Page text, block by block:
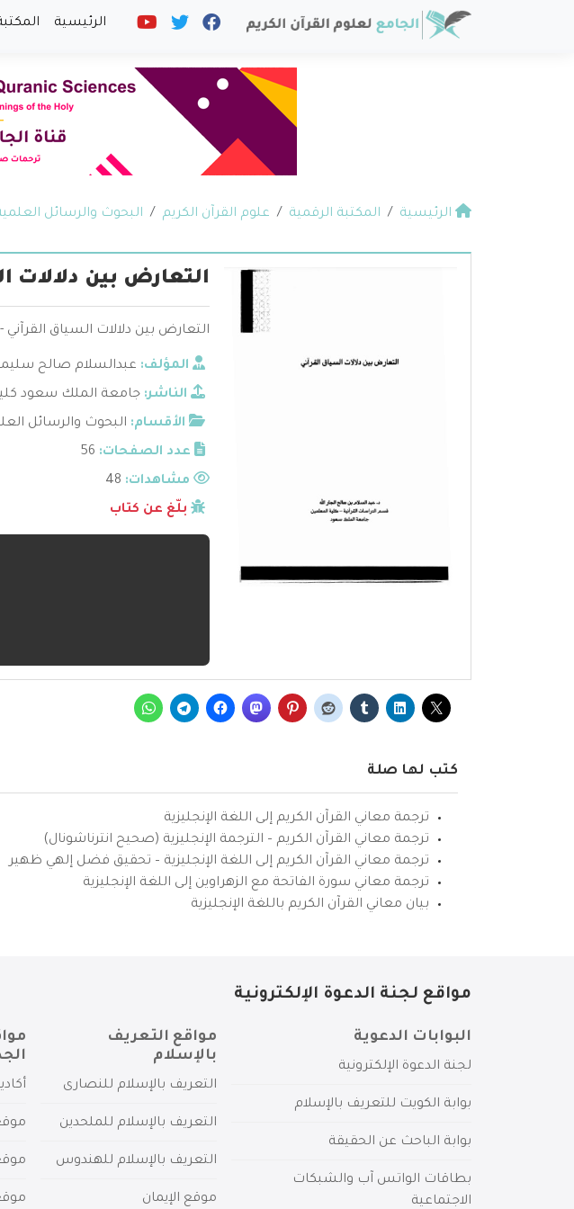
الرئيسية
الرئيسية المكتبة الرقمية علوم القرآن الكريم البحوث والرسائل
التعارض بين دلالات
التعارض بين دلالات السياق
المؤلف: عبدالسلام صالح
الناشر: جامعة الملك سعود
الأقسام: البحوث والرسائل
عدد الصفحات: 56
مشاهدات:
بلّغ عن كتاب
كتب لها صلة
ترجمة معاني القرآن الكريم إلى اللغة الإنجليزية
ترجمة معاني القرآن الكريم – الترجمة الإنجليزية (صحيح انترناشونال)
ترجمة معاني القرآن الكريم إلى اللغة الإنجليزية – تحقيق فضل إلهي ظهير
ترجمة معاني سورة الفاتحة مع الزهراوين إلى اللغة الإنجليزية
بيان معاني القرآن الكريم باللغة الإنجليزية
مواقع لجنة الدعوة الإلكترونية
البوابات الدعوية
لجنة الدعوة الإلكترونية
بوابة الكويت للتعريف بالإسلام
بوابة الباحث عن الحقيقة
بطاقات الواتس آب والشبكات
الاجتماعية
مواقع التعريف
بالإسلام
التعريف بالإسلام للنصارى
التعريف بالإسلام للملحدين
التعريف بالإسلام للهندوس
موقع الإيمان